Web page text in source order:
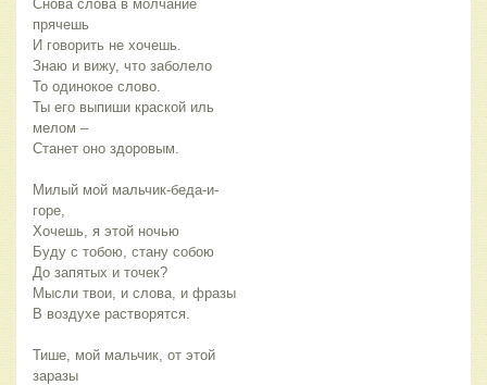
Снова слова в молчание
прячешь
И говорить не хочешь.
Знаю и вижу, что заболело
То одинокое слово.
Ты его выпиши краской иль
мелом –
Станет оно здоровым.
Милый мой мальчик-беда-и-
горе,
Хочешь, я этой ночью
Буду с тобою, стану собою
До запятых и точек?
Мысли твои, и слова, и фразы
В воздухе растворятся.
Тише, мой мальчик, от этой
заразы